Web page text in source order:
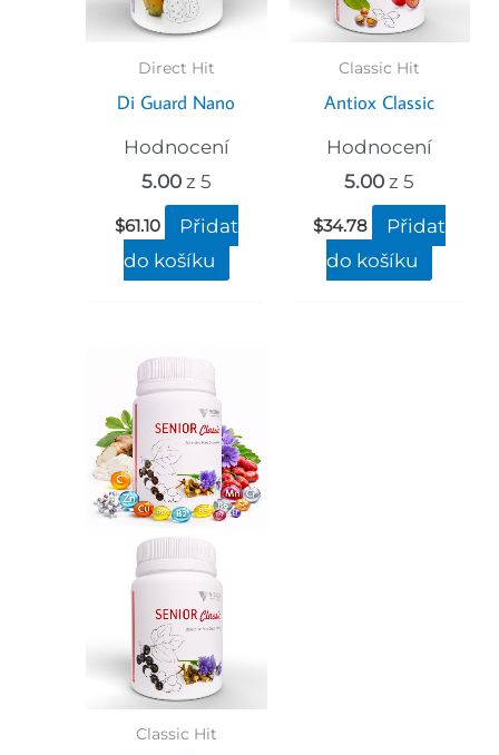
Direct Hit
Di Guard Nano
Hodnocení
5.00z 5
$61.10
Přidat
do košíku
Classic Hit
Antiox Classic
Hodnocení
5.00 z 5
$34.78
Přidat
do košíku
Classic Hit